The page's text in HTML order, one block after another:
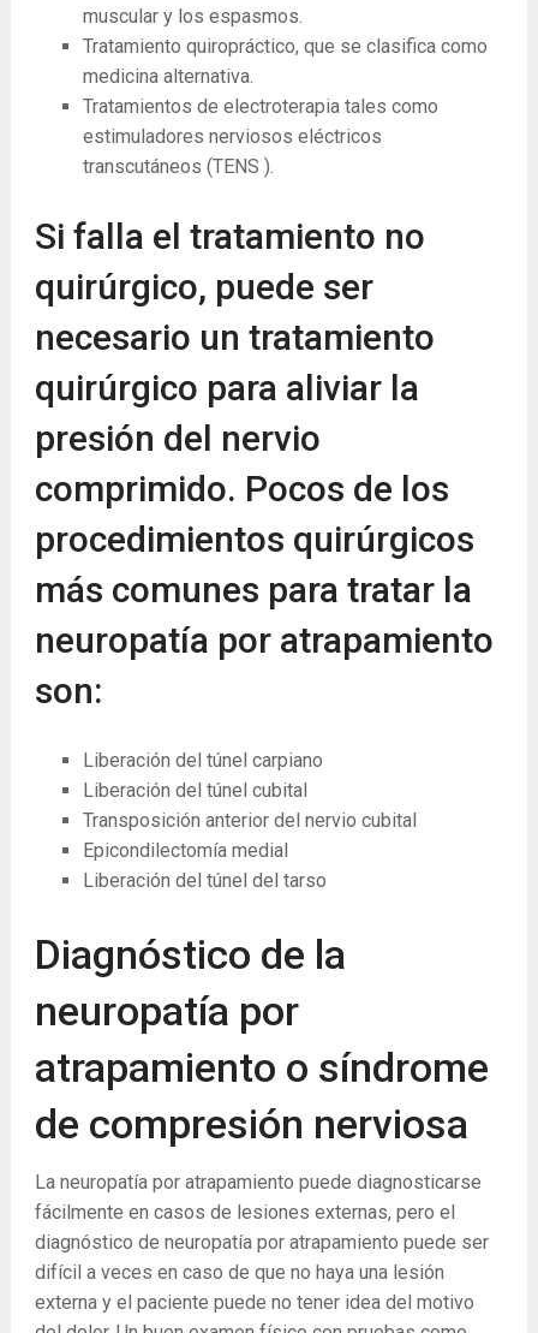
muscular y los espasmos.
Tratamiento quiropráctico, que se clasifica como
medicina alternativa.
Tratamientos de electroterapia tales como
estimuladores nerviosos eléctricos
transcutáneos (TENS ).
Si falla el tratamiento no
quirúrgico, puede ser
necesario un tratamiento
quirúrgico para aliviar la
presión del nervio
comprimido. Pocos de los
procedimientos quirúrgicos
más comunes para tratar la
neuropatía por atrapamiento
son:
Liberación del túnel carpiano
Liberación del túnel cubital
Transposición anterior del nervio cubital
Epicondilectomía medial
Liberación del túnel del tarso
Diagnóstico de la
neuropatía por
atrapamiento o síndrome
de compresión nerviosa
La neuropatía por atrapamiento puede diagnosticarse
fácilmente en casos de lesiones externas, pero el
diagnóstico de neuropatía por atrapamiento puede ser
difícil a veces en caso de que no haya una lesión
externa y el paciente puede no tener idea del motivo